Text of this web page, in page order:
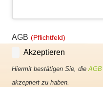
AGB (Pflichtfeld)
Akzeptieren
Hiermit bestätigen Sie, dieAGB
akzeptiert zu haben.